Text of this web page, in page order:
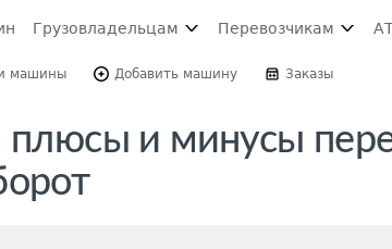
Грузовладельцам Перевозчикам
машины Добавить машину Заказы
плюсы и минусы